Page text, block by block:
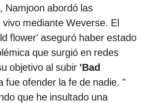
Namjoon abordó las
mediante Weverse. El
flower' aseguró haber estado
que surgió en redes
objetivo al subir 'Bad
fue ofender la fe de nadie. "
que he insultado una